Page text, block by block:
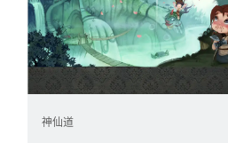
神仙道